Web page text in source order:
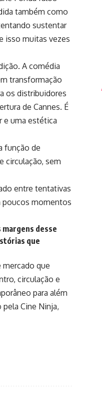
também como
sustentar
isso muitas vezes
A comédia
transformação
os distribuidores
de Cannes. É
e uma estética
função de
circulação, sem
entre tentativas
poucos momentos
margens desse
que
mercado que
circulação e
para além
Cine Ninja,